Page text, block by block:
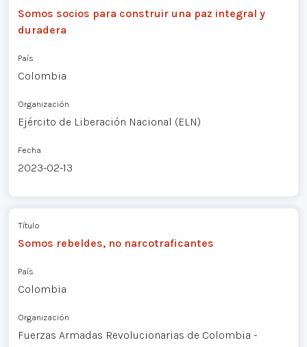
Somos socios para construir una paz integral y
duradera
País
Colombia
Organización
Ejército de Liberación Nacional (ELN)
Fecha
2023-02-13
Título
Somos rebeldes, no narcotraficantes
País
Colombia
Organización
Fuerzas Armadas Revolucionarias de Colombia -